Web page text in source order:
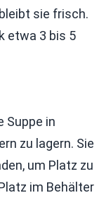
sie frisch.
etwa 3 bis 5
Suppe in
zu lagern. Sie
um Platz zu
im Behälter